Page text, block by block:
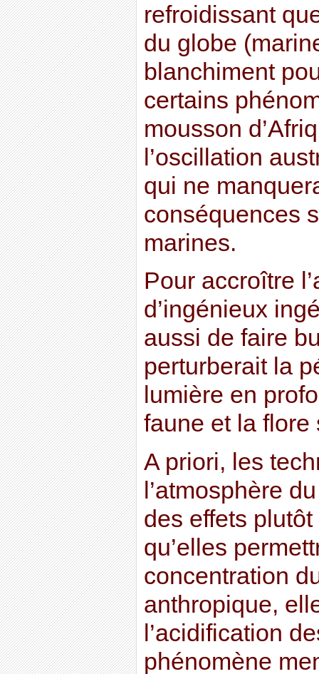
refroidissant
du globe
blanchiment
certains
mousson
l’oscillation
qui ne
conséquences
marines.
Pour accroître
d’ingénieux
aussi de faire
perturberait la
lumière en
faune et la flore
A priori, les
l’atmosphère
des effets
qu’elles
concentration
anthropique,
l’acidification
phénomène